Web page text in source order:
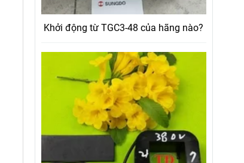
Khởi động từ TGC3-48 của hãng nào?